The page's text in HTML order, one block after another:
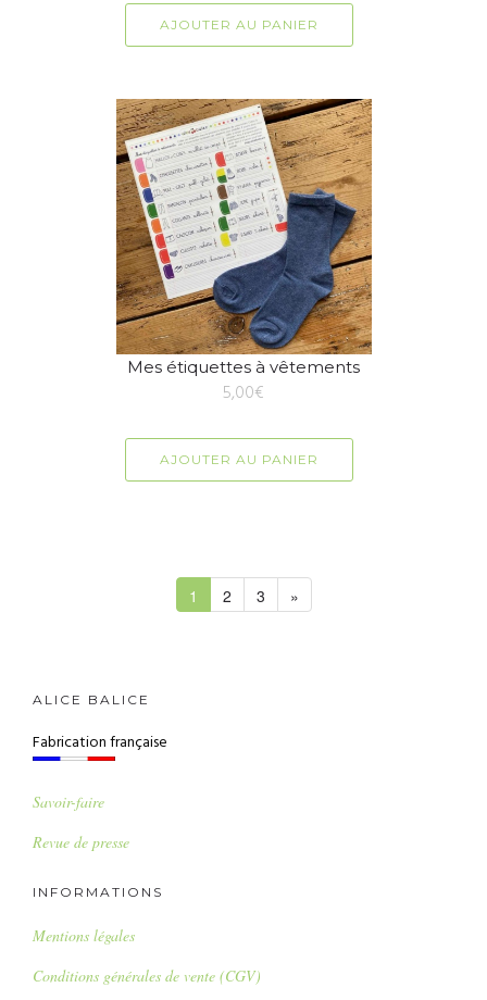
AJOUTER AU PANIER
Mes étiquettes à vêtements
5,00€
AJOUTER AU PANIER
1 2 3 »
ALICE BALICE
Fabrication française
Savoir-faire
Revue de presse
INFORMATIONS
Mentions légales
Conditions générales de vente (CGV)